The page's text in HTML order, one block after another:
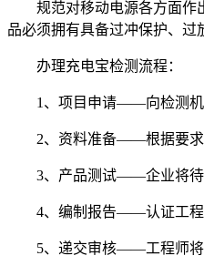
规范对移动电源各方面作
品必须拥有具备过冲保护、过
办理充电宝检测流程：
1 、项目申请——向检测机
2、资料准备——根据要求
3、产品测试——企业将待
4、编制报告——认证工程
5、递交审核——工程师将